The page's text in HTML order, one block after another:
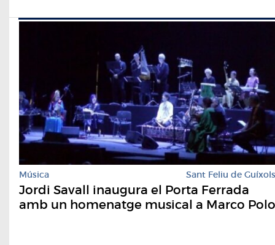
Música Sant Feliu de Guíxols
Jordi Savall inaugura el Porta Ferrada
amb un homenatge musical a Marco Polo